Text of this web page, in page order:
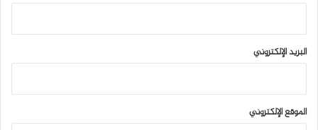
البريد الإلكتروني
الموقع الإلكتروني